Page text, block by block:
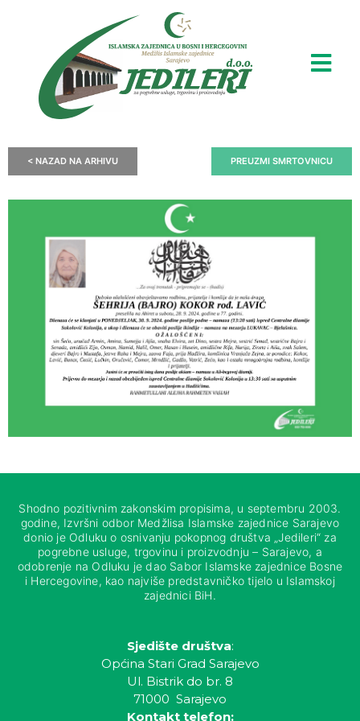
< NAZAD NA ARHIVU PREUZMI SMRTOVNICU
Shodno pozitivnim zakonskim propisima, u septembru 2003.
godine, Izvršni odbor Medžlisa Islamske zajednice Sarajevo
donio je Odluku o osnivanju pokopnog društva „Jedileri“ za
pogrebne usluge, trgovinu i proizvodnju – Sarajevo, a
odobrenje na Odluku je dao Sabor Islamske zajednice Bosne
i Hercegovine, kao najviše predstavničko tijelo u Islamskoj
zajednici BiH.
Sjedište društva:
Općina Stari Grad Sarajevo
Ul. Bistrik do br. 8
71000 Sarajevo
Kontakt telefon: